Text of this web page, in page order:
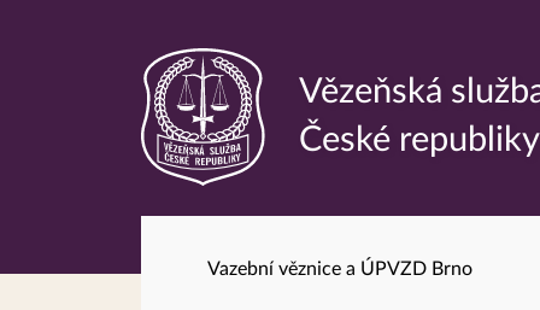
Odkaz
na
Vězeňská
České republiky
Vazební věznice a ÚPVZD Brno